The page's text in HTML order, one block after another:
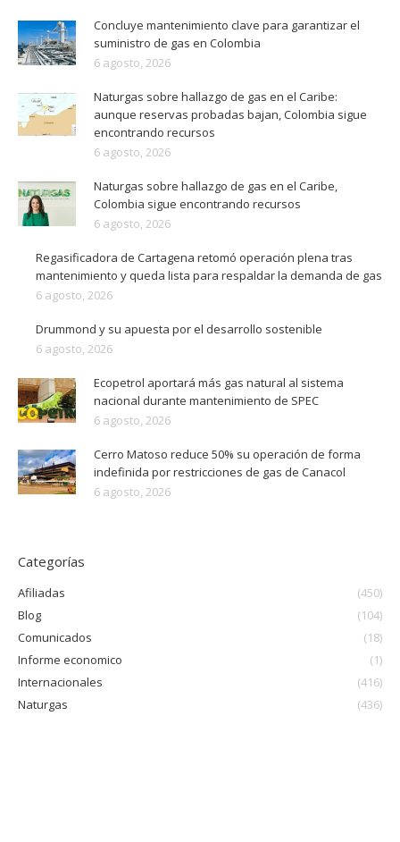
Concluye mantenimiento clave para garantizar el
suministro de gas en Colombia
6 agosto, 2026
Naturgas sobre hallazgo de gas en el Caribe:
aunque reservas probadas bajan, Colombia sigue
encontrando recursos
6 agosto, 2026
Naturgas sobre hallazgo de gas en el Caribe,
Colombia sigue encontrando recursos
6 agosto, 2026
Regasificadora de Cartagena retomó operación plena tras
mantenimiento y queda lista para respaldar la demanda de gas
6 agosto, 2026
Drummond y su apuesta por el desarrollo sostenible
6 agosto, 2026
Ecopetrol aportará más gas natural al sistema
nacional durante mantenimiento de SPEC
6 agosto, 2026
Cerro Matoso reduce 50% su operación de forma
indefinida por restricciones de gas de Canacol
6 agosto, 2026
Categorías
Afiliadas
(450)
Blog
(104)
Comunicados
(18)
Informe economico
(1)
Internacionales
(416)
Naturgas
(436)